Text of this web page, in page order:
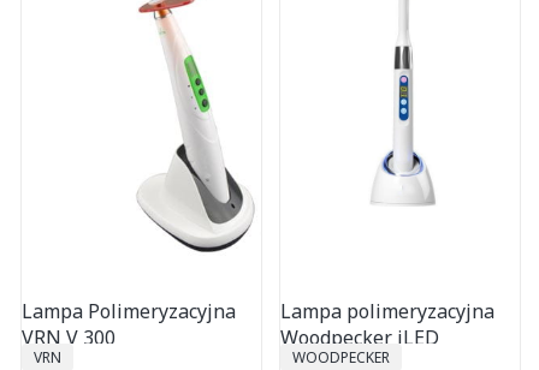
Lampa Polimeryzacyjna
VRN V 300
PRODUCENT
VRN
Lampa polimeryzacyjna
Woodpecker iLED
PRODUCENT
WOODPECKER